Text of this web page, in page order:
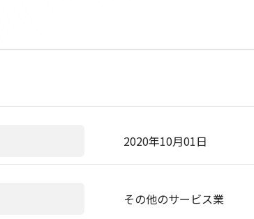
2020年10月01日
その他のサービス業